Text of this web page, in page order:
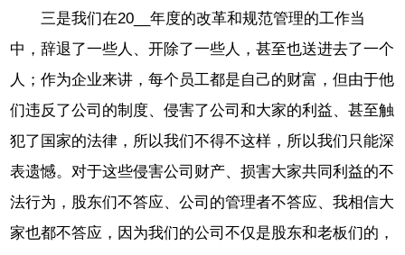
三是我们在20__年度的改革和规范管理的工作当
中，辞退了一些人、开除了一些人，甚至也送进去了一个
人；作为企业来讲，每个员工都是自己的财富，但由于他
们违反了公司的制度、侵害了公司和大家的利益、甚至触
犯了国家的法律，所以我们不得不这样，所以我们只能深
表遗憾。对于这些侵害公司财产、损害大家共同利益的不
法行为，股东们不答应、公司的管理者不答应、我相信大
家也都不答应，因为我们的公司不仅是股东和老板们的，